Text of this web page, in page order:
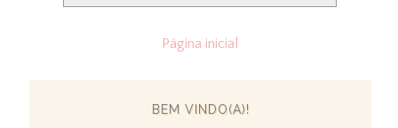
Página inicial
BEM VINDO(A)!